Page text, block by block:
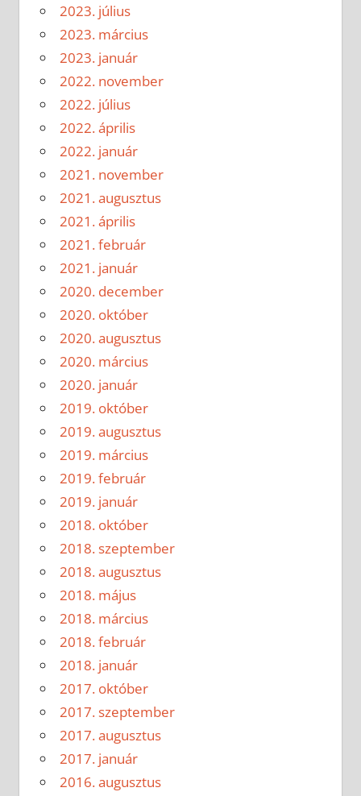
2023. július
2023. március
2023. január
2022. november
2022. július
2022. április
2022. január
2021. november
2021. augusztus
2021. április
2021. február
2021. január
2020. december
2020. október
2020. augusztus
2020. március
2020. január
2019. október
2019. augusztus
2019. március
2019. február
2019. január
2018. október
2018. szeptember
2018. augusztus
2018. május
2018. március
2018. február
2018. január
2017. október
2017. szeptember
2017. augusztus
2017. január
2016. augusztus